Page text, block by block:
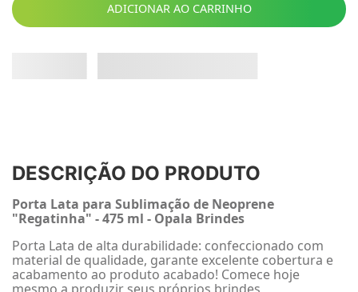
ADICIONAR AO CARRINHO
DESCRIÇÃO DO PRODUTO
Porta Lata para Sublimação de Neoprene
"Regatinha" - 475 ml - Opala Brindes
Porta Lata de alta durabilidade: confeccionado com
material de qualidade, garante excelente cobertura e
acabamento ao produto acabado! Comece hoje